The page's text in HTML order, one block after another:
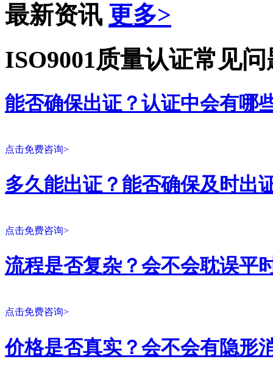
最新资讯 更多>
ISO9001质量认证常见
能否确保出证？认证中会有哪
点击免费咨询>
多久能出证？能否确保及时出
点击免费咨询>
流程是否复杂？会不会耽误平
点击免费咨询>
价格是否真实？会不会有隐形